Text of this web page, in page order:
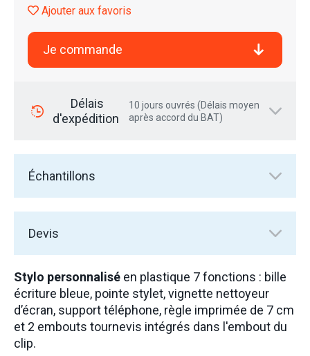
Ajouter aux favoris
Je commande
Délais
d'expédition
10 jours ouvrés (Délais moyen
après accord du BAT)
Échantillons
Devis
Stylo personnalisé en plastique 7 fonctions : bille
écriture bleue, pointe stylet, vignette nettoyeur
d’écran, support téléphone, règle imprimée de 7 cm
et 2 embouts tournevis intégrés dans l'embout du
clip.